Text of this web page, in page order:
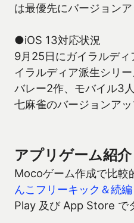
は最優先にバージョンア
●iOS 13対応状況
9月25日にガイラルデ
イラルディア派生シリ
バレー2作、モバイル3
七麻雀のバージョンアッ
アプリゲーム紹介
Mocoゲーム作成で比較
んこフリーキック＆続編
Play 及び App Store で